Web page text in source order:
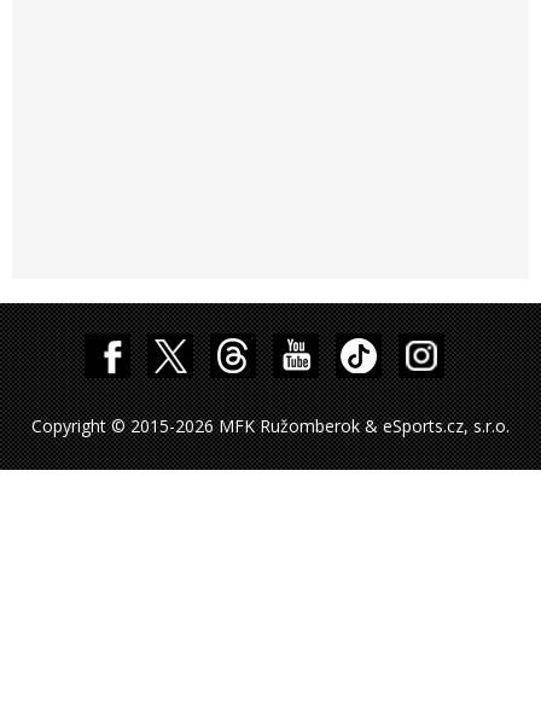
Copyright © 2015-2026 MFK Ružomberok & eSports.cz, s.r.o.